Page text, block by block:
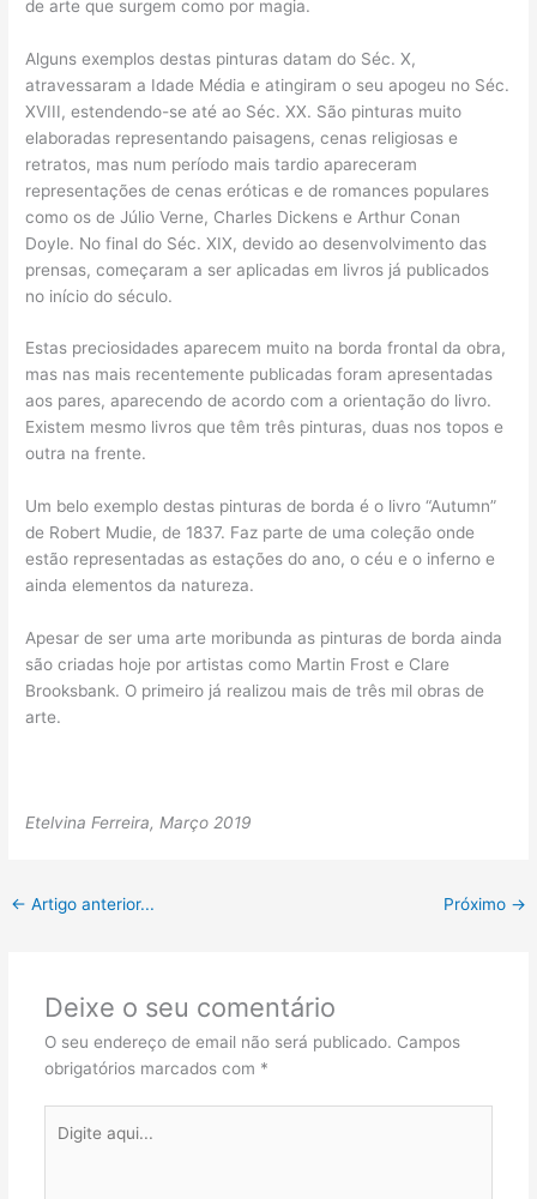
de arte que surgem como por magia.
Alguns exemplos destas pinturas datam do Séc. X,
atravessaram a Idade Média e atingiram o seu apogeu no Séc.
XVIII, estendendo-se até ao Séc. XX. São pinturas muito
elaboradas representando paisagens, cenas religiosas e
retratos, mas num período mais tardio apareceram
representações de cenas eróticas e de romances populares
como os de Júlio Verne, Charles Dickens e Arthur Conan
Doyle. No final do Séc. XIX, devido ao desenvolvimento das
prensas, começaram a ser aplicadas em livros já publicados
no início do século.
Estas preciosidades aparecem muito na borda frontal da obra,
mas nas mais recentemente publicadas foram apresentadas
aos pares, aparecendo de acordo com a orientação do livro.
Existem mesmo livros que têm três pinturas, duas nos topos e
outra na frente.
Um belo exemplo destas pinturas de borda é o livro “Autumn”
de Robert Mudie, de 1837. Faz parte de uma coleção onde
estão representadas as estações do ano, o céu e o inferno e
ainda elementos da natureza.
Apesar de ser uma arte moribunda as pinturas de borda ainda
são criadas hoje por artistas como Martin Frost e Clare
Brooksbank. O primeiro já realizou mais de três mil obras de
arte.
Etelvina Ferreira, Março 2019
← Artigo anterior... Próximo →
Deixe o seu comentário
O seu endereço de email não será publicado. Campos
obrigatórios marcados com *
aqui...